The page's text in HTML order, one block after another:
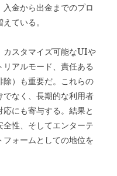
金から出金までのプロ
ている。
カスタマイズ可能なUIや
アルモード、責任ある
）も重要だ。これらの
なく、長期的な利用者
にも寄与する。結果と
全性、そしてエンターテ
ォームとしての地位を